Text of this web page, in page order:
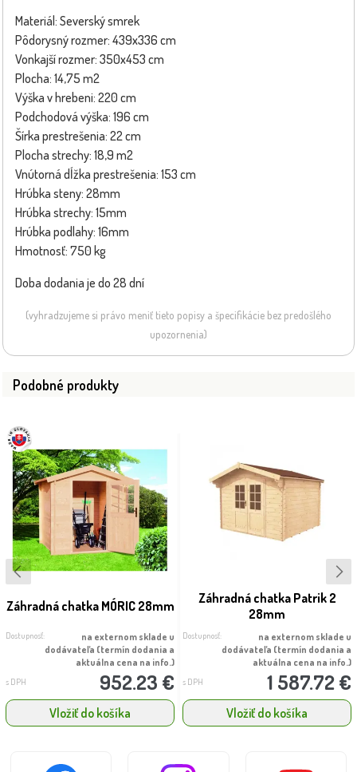
Materiál: Severský smrek
Pôdorysný rozmer: 439x336 cm
Vonkajší rozmer: 350x453 cm
Plocha: 14,75 m2
Výška v hrebeni: 220 cm
Podchodová výška: 196 cm
Šírka prestrešenia: 22 cm
Plocha strechy: 18,9 m2
Vnútorná dĺžka prestrešenia: 153 cm
Hrúbka steny: 28mm
Hrúbka strechy: 15mm
Hrúbka podlahy: 16mm
Hmotnosť: 750 kg
Doba dodania je do 28 dní
(vyhradzujeme si právo meniť tieto popisy a špecifikácie bez predošlého
upozornenia)
Podobné produkty
Záhradná chatka MÓRIC 28mm
Dostupnosť:
na externom sklade u
dodávateľa (termín dodania a
aktuálna cena na info.)
s DPH 952.23 €
Vložiť do košíka
Záhradná chatka Patrik 2
28mm
Dostupnosť:
na externom sklade u
dodávateľa (termín dodania a
aktuálna cena na info.)
s DPH 1 587.72 €
Vložiť do košíka